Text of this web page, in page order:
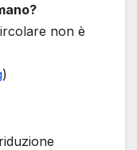
non è
)